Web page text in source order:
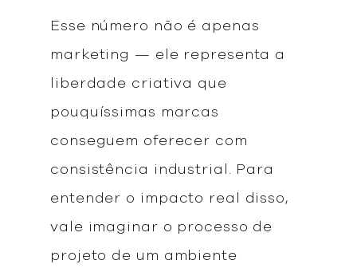
Esse número não é apenas
marketing — ele representa a
liberdade criativa que
pouquíssimas marcas
conseguem oferecer com
consistência industrial. Para
entender o impacto real disso,
vale imaginar o processo de
projeto de um ambiente